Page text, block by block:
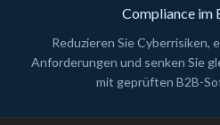
Compliance im
Reduzieren Sie Cyberrisiken,
Anforderungen und senken Sie
mit geprüften B2B-